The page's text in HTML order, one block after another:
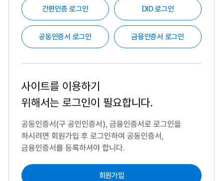
간편인증 로그인 DID 로그인
공동인증서 로그인 금융인증서 로그인
사이트를 이용하기
위해서는 로그인이 필요합니다.
공동인증서(구 공인인증서), 금융인증서로 로그인을
하시려면 회원가입 후 로그인하여 공동인증서,
금융인증서를 등록하셔야 합니다.
회원가입